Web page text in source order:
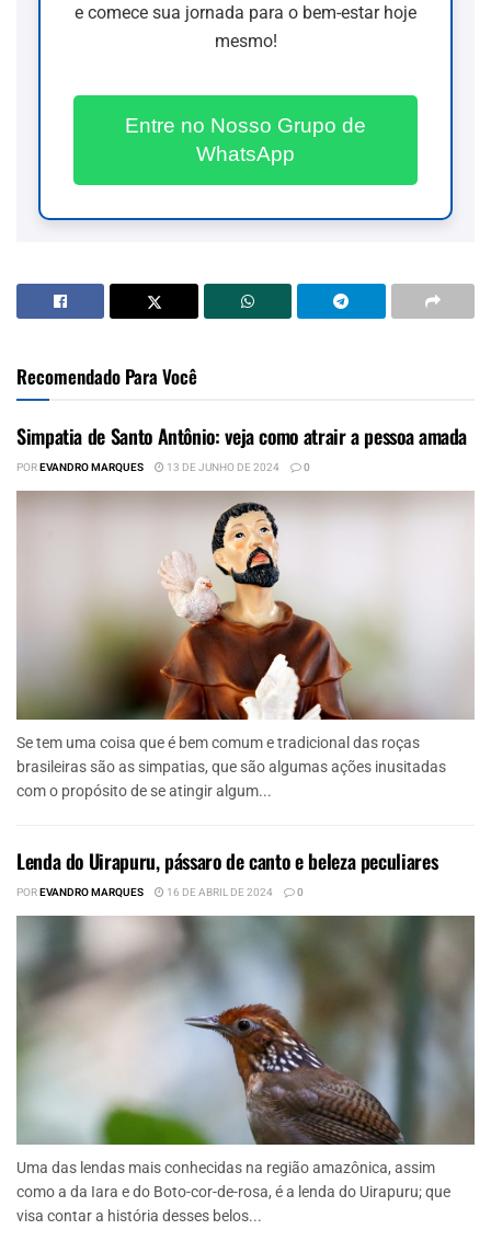
e comece sua jornada para o bem-estar hoje
mesmo!
Entre no Nosso Grupo de
WhatsApp
Recomendado Para Você
Simpatia de Santo Antônio: veja como atrair a pessoa amada
POREVANDRO MARQUES 13 DE JUNHO DE 2024 0
Se tem uma coisa que é bem comum e tradicional das roças
brasileiras são as simpatias, que são algumas ações inusitadas
com o propósito de se atingir algum...
Lenda do Uirapuru, pássaro de canto e beleza peculiares
POREVANDRO MARQUES 16 DE ABRIL DE 2024 0
Uma das lendas mais conhecidas na região amazônica, assim
como a da Iara e do Boto-cor-de-rosa, é a lenda do Uirapuru; que
visa contar a história desses belos...